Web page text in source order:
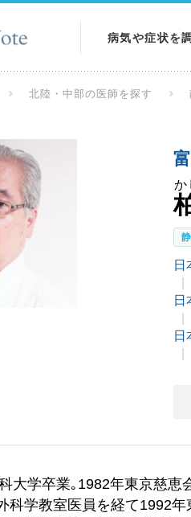
病気や症状を
検査を調べる
北陸・中部の医師を探す
か
日
日
日
大学卒業｡1982年東京慈
科学教室医員を経て1992